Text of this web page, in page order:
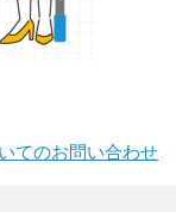
てのお問い合わせ